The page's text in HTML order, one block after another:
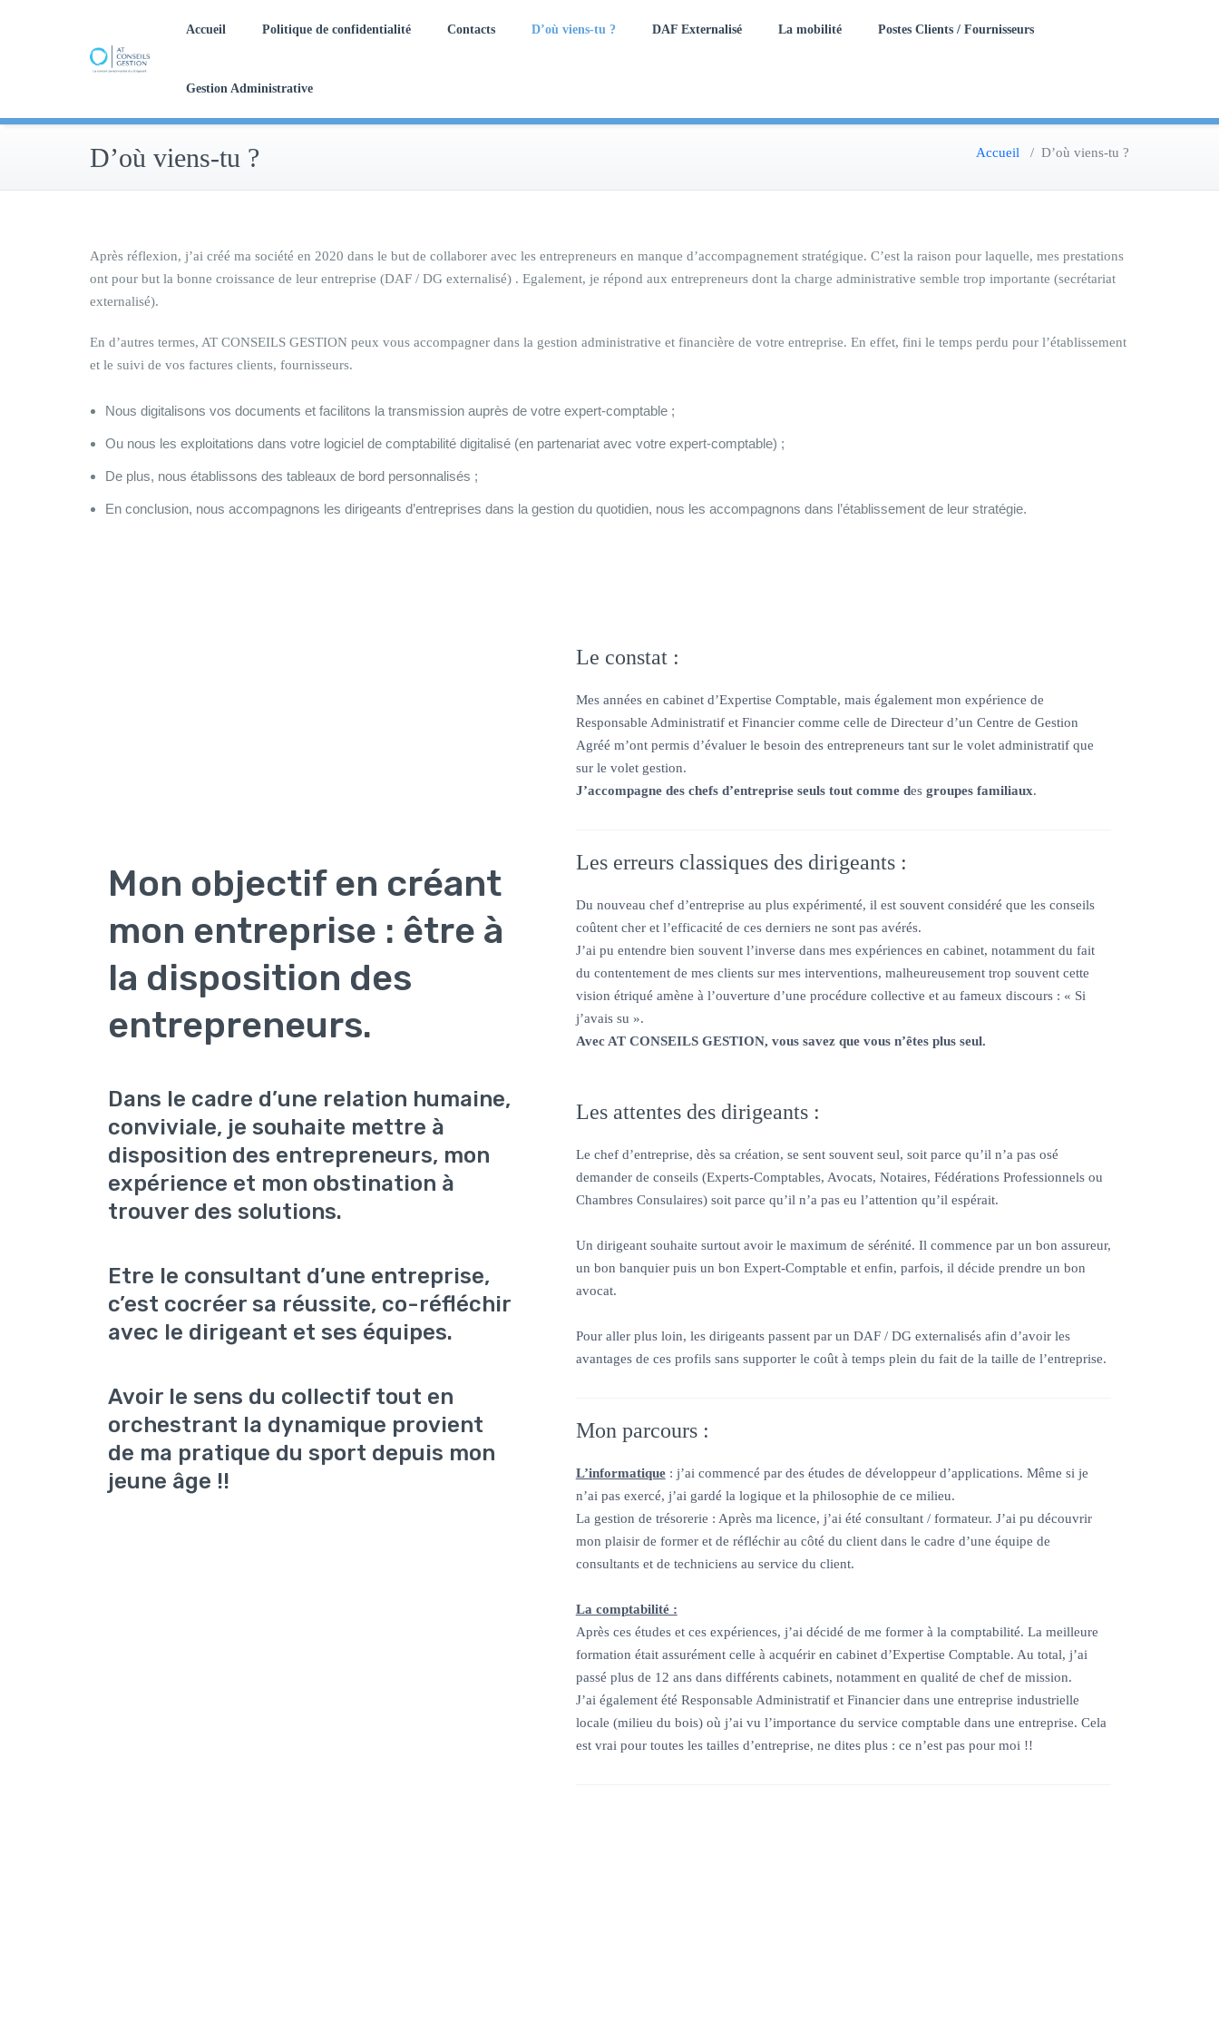
Accueil Politique de confidentialité Contacts D’où viens-tu ? DAF Externalisé La mobilité Postes Clients / Fournisseurs
Gestion Administrative
D’où viens-tu ? Accueil / D’où viens-tu ?
Après réflexion, j’ai créé ma société en 2020 dans le but de collaborer avec les entrepreneurs en manque d’accompagnement stratégique. C’est la raison pour laquelle, mes prestations
ont pour but la bonne croissance de leur entreprise (DAF / DG externalisé) . Egalement, je répond aux entrepreneurs dont la charge administrative semble trop importante (secrétariat
externalisé).
En d’autres termes, AT CONSEILS GESTION peux vous accompagner dans la gestion administrative et financière de votre entreprise. En effet, fini le temps perdu pour l’établissement
et le suivi de vos factures clients, fournisseurs.
Nous digitalisons vos documents et facilitons la transmission auprès de votre expert-comptable ;
Ou nous les exploitations dans votre logiciel de comptabilité digitalisé (en partenariat avec votre expert-comptable) ;
De plus, nous établissons des tableaux de bord personnalisés ;
En conclusion, nous accompagnons les dirigeants d’entreprises dans la gestion du quotidien, nous les accompagnons dans l’établissement de leur stratégie.
Mon objectif en créant
mon entreprise : être à
la disposition des
entrepreneurs.
Dans le cadre d’une relation humaine,
conviviale, je souhaite mettre à
disposition des entrepreneurs, mon
expérience et mon obstination à
trouver des solutions.
Etre le consultant d’une entreprise,
c’est cocréer sa réussite, co-réfléchir
avec le dirigeant et ses équipes.
Avoir le sens du collectif tout en
orchestrant la dynamique provient
de ma pratique du sport depuis mon
jeune âge !!
Le constat :
Mes années en cabinet d’Expertise Comptable, mais également mon expérience de
Responsable Administratif et Financier comme celle de Directeur d’un Centre de Gestion
Agréé m’ont permis d’évaluer le besoin des entrepreneurs tant sur le volet administratif que
sur le volet gestion.
J’accompagne des chefs d’entreprise seuls tout comme des groupes familiaux.
Les erreurs classiques des dirigeants :
Du nouveau chef d’entreprise au plus expérimenté, il est souvent considéré que les conseils
coûtent cher et l’efficacité de ces derniers ne sont pas avérés.
J’ai pu entendre bien souvent l’inverse dans mes expériences en cabinet, notamment du fait
du contentement de mes clients sur mes interventions, malheureusement trop souvent cette
vision étriqué amène à l’ouverture d’une procédure collective et au fameux discours : « Si
j’avais su ».
Avec AT CONSEILS GESTION, vous savez que vous n’êtes plus seul.
Les attentes des dirigeants :
Le chef d’entreprise, dès sa création, se sent souvent seul, soit parce qu’il n’a pas osé
demander de conseils (Experts-Comptables, Avocats, Notaires, Fédérations Professionnels ou
Chambres Consulaires) soit parce qu’il n’a pas eu l’attention qu’il espérait.
Un dirigeant souhaite surtout avoir le maximum de sérénité. Il commence par un bon assureur,
un bon banquier puis un bon Expert-Comptable et enfin, parfois, il décide prendre un bon
avocat.
Pour aller plus loin, les dirigeants passent par un DAF / DG externalisés afin d’avoir les
avantages de ces profils sans supporter le coût à temps plein du fait de la taille de l’entreprise.
Mon parcours :
L’informatique: j’ai commencé par des études de développeur d’applications. Même si je
n’ai pas exercé, j’ai gardé la logique et la philosophie de ce milieu.
La gestion de trésorerie : Après ma licence, j’ai été consultant / formateur. J’ai pu découvrir
mon plaisir de former et de réfléchir au côté du client dans le cadre d’une équipe de
consultants et de techniciens au service du client.
La comptabilité :
Après ces études et ces expériences, j’ai décidé de me former à la comptabilité. La meilleure
formation était assurément celle à acquérir en cabinet d’Expertise Comptable. Au total, j’ai
passé plus de 12 ans dans différents cabinets, notamment en qualité de chef de mission.
J’ai également été Responsable Administratif et Financier dans une entreprise industrielle
locale (milieu du bois) où j’ai vu l’importance du service comptable dans une entreprise. Cela
est vrai pour toutes les tailles d’entreprise, ne dites plus : ce n’est pas pour moi !!